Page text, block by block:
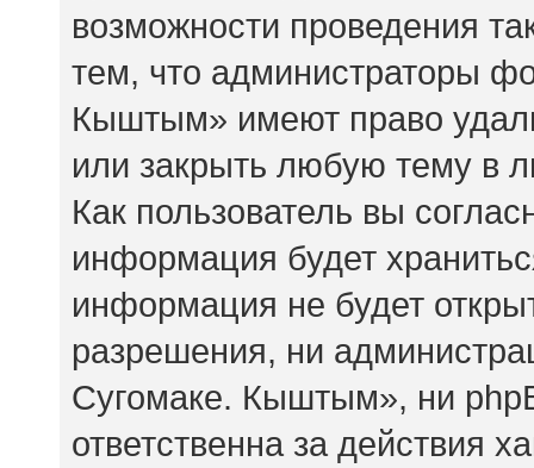
возможности проведения
тем, что администраторы
Кыштым» имеют право
или закрыть любую тему в
Как пользователь вы
информация будет
информация не будет
разрешения, ни
Сугомаке. Кыштым», ни
ответственна за действия